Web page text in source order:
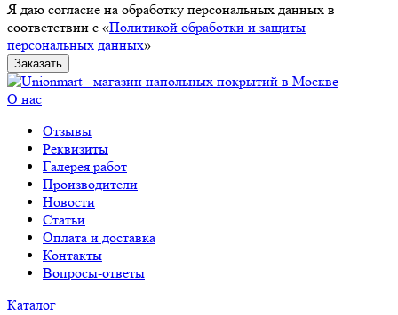
Я даю согласие на обработку персональных данных в
соответствии с «Политикой обработки и защиты
персональных данных»
Заказать
О нас
Отзывы
Реквизиты
Галерея работ
Производители
Новости
Статьи
Оплата и доставка
Контакты
Вопросы-ответы
Каталог